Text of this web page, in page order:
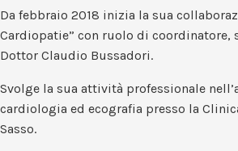
Da febbraio 2018 inizia la sua
Cardiopatie” con ruolo di coordinatore,
Dottor Claudio Bussadori.
Svolge la sua attività professionale
cardiologia ed ecografia presso la
Sasso.